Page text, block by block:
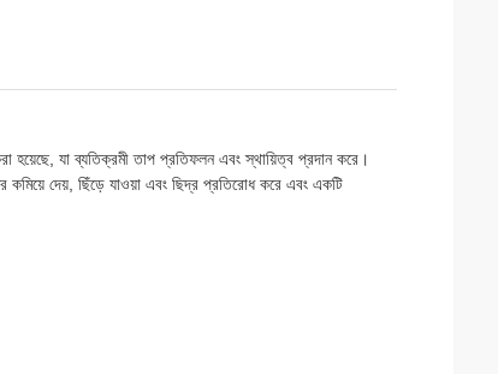
হয়েছে, যা ব্যতিক্রমী তাপ প্রতিফলন এবং স্থায়িত্ব প্রদান করে।
দেয়, ছিঁড়ে যাওয়া এবং ছিদ্র প্রতিরোধ করে এবং একটি